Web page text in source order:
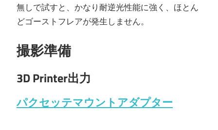
無しで試すと、かなり耐逆光性能に強く、ほとん
どゴーストフレアが発生しません。
撮影準備
3D Printer出力
パクセッテマウントアダプター